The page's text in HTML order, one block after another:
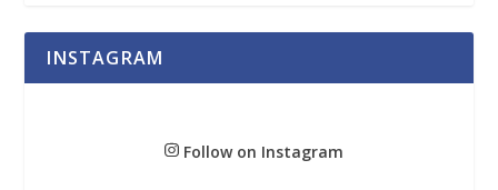
INSTAGRAM
Follow on Instagram